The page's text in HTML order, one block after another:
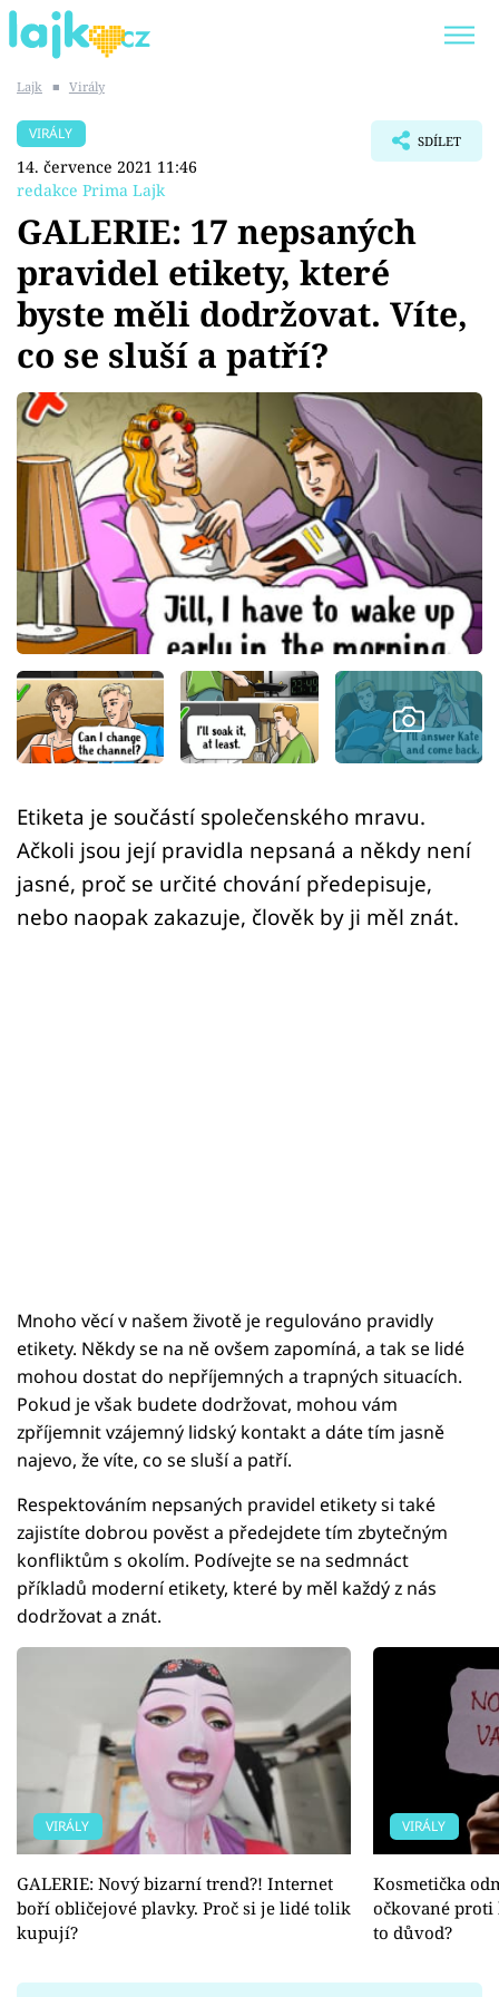
SHOPAHOLICADEL
Témata
Showbyznys
Youtubeři
Virály
Sex a vztahy
Videa
Sledujte prima+
Přihlášení
Sledujte nás
Lajk ■ Virály
VIRÁLY
14. července 2021 11:46
redakce Prima Lajk
SDÍLET
GALERIE: 17 nepsaných
pravidel etikety, které
byste měli dodržovat. Víte,
co se sluší a patří?
Etiketa je součástí společenského mravu.
Ačkoli jsou její pravidla nepsaná a někdy není
jasné, proč se určité chování předepisuje,
nebo naopak zakazuje, člověk by ji měl znát.
Mnoho věcí v našem životě je regulováno pravidly
etikety. Někdy se na ně ovšem zapomíná, a tak se lidé
mohou dostat do nepříjemných a trapných situacích.
Pokud je však budete dodržovat, mohou vám
zpříjemnit vzájemný lidský kontakt a dáte tím jasně
najevo, že víte, co se sluší a patří.
Respektováním nepsaných pravidel etikety si také
zajistíte dobrou pověst a předejdete tím zbytečným
konfliktům s okolím. Podívejte se na sedmnáct
příkladů moderní etikety, které by měl každý z nás
dodržovat a znát.
VIRÁLY
GALERIE: Nový bizarní trend?! Internet
boří obličejové plavky. Proč si je lidé tolik
kupují?
VIRÁLY
Kosmetička
očkované
to důvod?